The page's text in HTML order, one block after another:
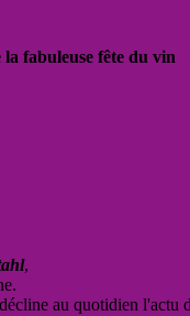
fabuleuse fête du vin
,
au quotidien l'actu